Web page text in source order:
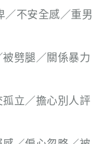
／不安全感／重男
劈腿／關係暴力
立／擔心別人評